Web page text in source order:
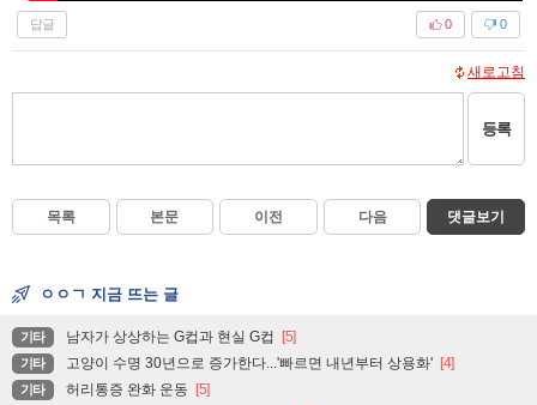
답글 0
0
새로고침
등록
목록 본문 이전 다음 댓글보기
ㅇㅇㄱ 지금 뜨는 글
기타 남자가 상상하는 G컵과 현실 G컵 [5]
기타 고양이 수명 30년으로 증가한다...'빠르면 내년부터 상용화' [4]
기타 허리통증 완화 운동 [5]